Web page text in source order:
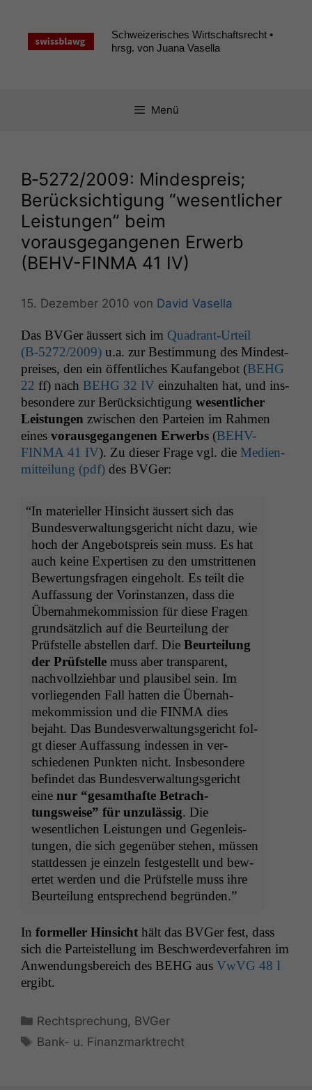
springen
Schweizerisches Wirtschaftsrecht •
hrsg. von Juana Vasella
Menü
B‑5272/2009: Mindespreis;
Berücksichtigung “wesentlicher
Leistungen” beim
vorausgegangenen Erwerb
(BEHV-FINMA 41 IV)
15. Dezember 2010 von David Vasella
Das BVGer äussert sich im Quad­rant-Urteil
(B‑5272/2009) u.a. zur Bes­tim­mung des Min­dest­
preis­es, den ein öffentlich­es Kau­fange­bot (BEHG
22 ff) nach BEHG 32 IV einzuhal­ten hat, und ins­
beson­dere zur Berück­sich­ti­gung wesentlich­er
Leis­tun­gen zwis­chen den Parteien im Rah­men
eines voraus­ge­gan­genen Erwerbs (BEHV-
FINMA 41 IV). Zu dieser Frage vgl. die Medi­en­
mit­teilung (pdf) des BVGer:
“In materieller Hin­sicht äussert sich das
Bun­desver­wal­tungs­gericht nicht dazu, wie
hoch der Ange­bot­spreis sein muss. Es hat
auch keine Exper­tisen zu den umstrit­te­nen
Bew­er­tungs­fra­gen einge­holt. Es teilt die
Auf­fas­sung der Vorin­stanzen, dass die
Über­nah­mekom­mis­sion für diese Fra­gen
grund­sät­zlich auf die Beurteilung der
Prüf­stelle abstellen darf. Die Beurteilung
der Prüf­stelle muss aber trans­par­ent,
nachvol­lziehbar und plau­si­bel sein. Im
vor­liegen­den Fall hat­ten die Über­nah­
mekom­mis­sion und die FINMA dies
bejaht. Das Bun­desver­wal­tungs­gericht fol­
gt dieser Auf­fas­sung indessen in ver­
schiede­nen Punk­ten nicht. Ins­beson­dere
befind­et das Bun­desver­wal­tungs­gericht
eine nur “gesamthafte Betra­ch­
tungsweise” für unzuläs­sig. Die
wesentlichen Leis­tun­gen und Gegen­leis­
tun­gen, die sich gegenüber ste­hen, müssen
stattdessen je einzeln fest­gestellt und bew­
ertet wer­den und die Prüf­stelle muss ihre
Beurteilung entsprechend begründen.”
In formeller Hin­sicht hält das BVGer fest, dass
sich die Parteis­tel­lung im Beschw­erde­v­er­fahren im
Anwen­dungs­bere­ich des BEHG aus VwVG 48 I
ergibt.
Kategorien
Rechtsprechung, BVGer
Schlagwörter
Bank- u. Finanzmarktrecht